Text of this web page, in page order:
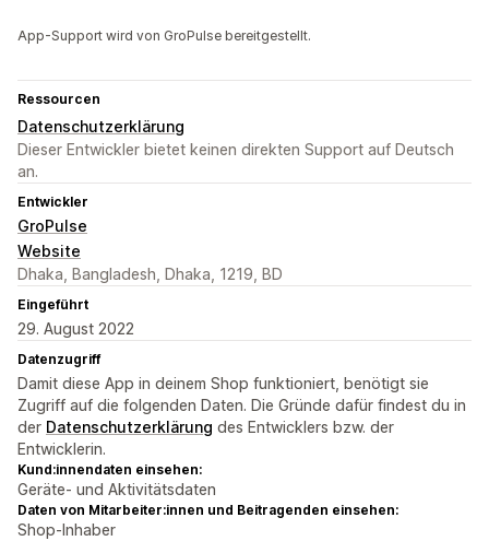
App-Support wird von GroPulse bereitgestellt.
Ressourcen
Datenschutzerklärung
Dieser Entwickler bietet keinen direkten Support auf Deutsch
an.
Entwickler
GroPulse
Website
Dhaka, Bangladesh, Dhaka, 1219, BD
Eingeführt
29. August 2022
Datenzugriff
Damit diese App in deinem Shop funktioniert, benötigt sie
Zugriff auf die folgenden Daten. Die Gründe dafür findest du in
der Datenschutzerklärung des Entwicklers bzw. der
Entwicklerin.
Kund:innendaten einsehen:
Geräte- und Aktivitätsdaten
Daten von Mitarbeiter:innen und Beitragenden einsehen:
Shop-Inhaber